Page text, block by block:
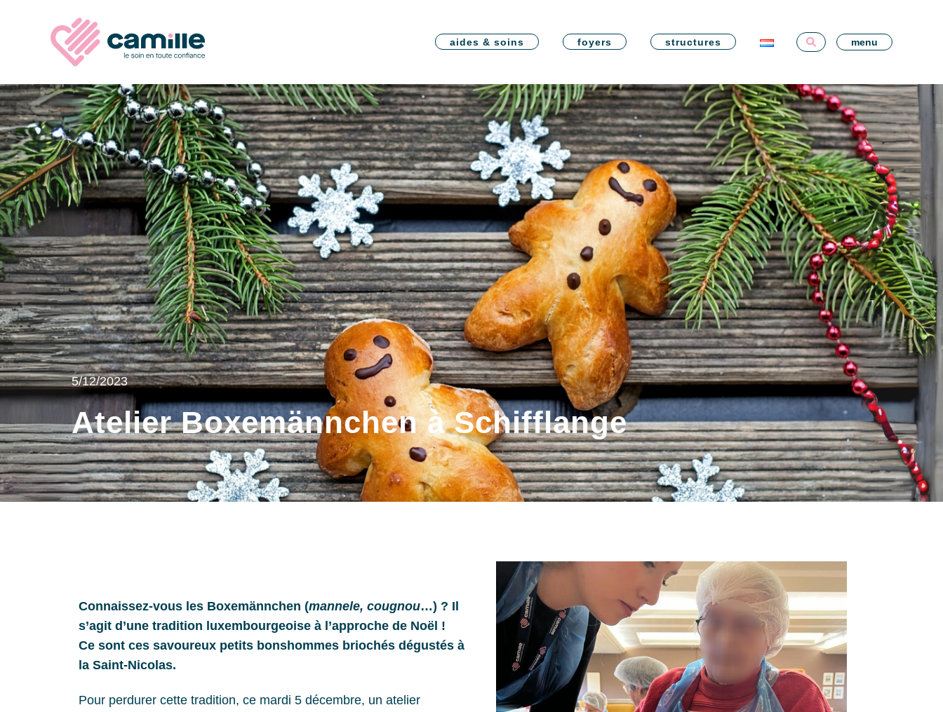
menu
aides & soins foyers structures
5/12/2023
AtelierBoxemännchen à Schifflange
Connaissez-vous les Boxemännchen (mannele, cougnou…) ? Il
s’agit d’une tradition luxembourgeoise à l’approche de Noël !
Ce sont ces savoureux petits bonshommes briochés dégustés à
la Saint-Nicolas.
Pour perdurer cette tradition, ce mardi 5 décembre, un atelier